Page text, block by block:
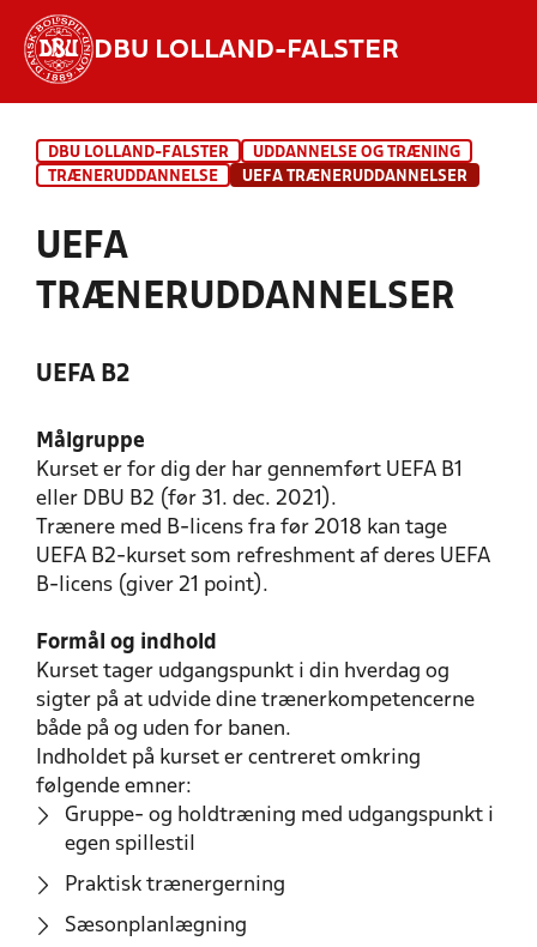
DBU LOLLAND-FALSTER
INDHOLD OG NYHEDER
DBU LOLLAND-FALSTER
UDDANNELSE OG TRÆNING
TRÆNERUDDANNELSE
UEFA TRÆNERUDDANNELSER
UEFA
TRÆNERUDDANNELSER
UEFA B2
Målgruppe
Kurset er for dig der har gennemført UEFA B1
eller DBU B2 (før 31. dec. 2021).
Trænere med B-licens fra før 2018 kan tage
UEFA B2-kurset som refreshment af deres UEFA
B-licens (giver 21 point).
Formål og indhold
Kurset tager udgangspunkt i din hverdag og
sigter på at udvide dine trænerkompetencerne
både på og uden for banen.
Indholdet på kurset er centreret omkring
følgende emner:
Gruppe- og holdtræning med udgangspunkt i
egen spillestil
Praktisk trænergerning
Sæsonplanlægning